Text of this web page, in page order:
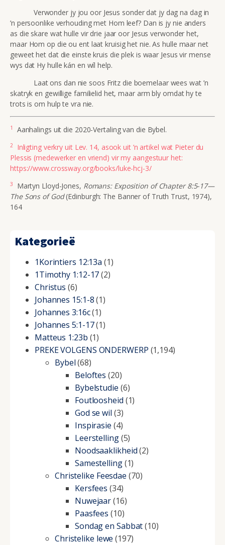
Verwonder jy jou oor Jesus sonder dat jy dag na dag in
’n persoonlike verhouding met Hom leef? Dan is jy nie anders
as die skare wat hulle vir drie jaar oor Jesus verwonder het,
maar Hom op die ou ent laat kruisig het nie. As hulle maar net
geweet het dat die einste kruis die plek is waar Jesus vir mense
wys dat Hy hulle kán en wíl help.
Laat ons dan nie soos Fritz die boemelaar wees wat ’n
skatryk en gewillige familielid het, maar arm bly omdat hy te
trots is om hulp te vra nie.
1 Aanhalings uit die 2020-Vertaling van die Bybel.
2
Inligting verkry uit Lev. 14, asook uit ’n artikel wat Pieter du
Plessis (medewerker en vriend) vir my aangestuur het:
https://www.crossway.org/books/luke-hcj-3/
3 Martyn Lloyd-Jones, Romans: Exposition of Chapter 8:5-17—
The Sons of God(Edinburgh: The Banner of Truth Trust, 1974),
164
Kategorieë
1Korintiers 12:13a (1)
1Timothy 1:12-17(2)
Christus (6)
Johannes 15:1-8(1)
Johannes 3:16c(1)
Johannes 5:1-17(1)
Matteus 1:23b (1)
PREKE VOLGENS ONDERWERP (1,194)
Bybel(68)
Beloftes (20)
Bybelstudie (6)
Foutloosheid (1)
God se wil (3)
Inspirasie (4)
Leerstelling(5)
Noodsaaklikheid(2)
Samestelling(1)
Christelike Feesdae (70)
Kersfees (34)
Nuwejaar(16)
Paasfees (10)
Sondag en Sabbat(10)
Christelike lewe (197)